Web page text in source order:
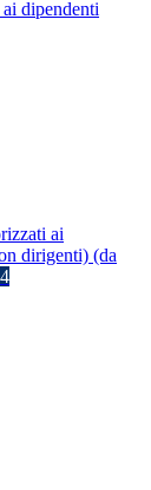
dipendenti
ai
dirigenti) (da